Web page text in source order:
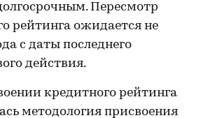
Пересмотр
рейтинга ожидается не
с даты последнего
действия.
кредитного рейтинга
методология присвоения